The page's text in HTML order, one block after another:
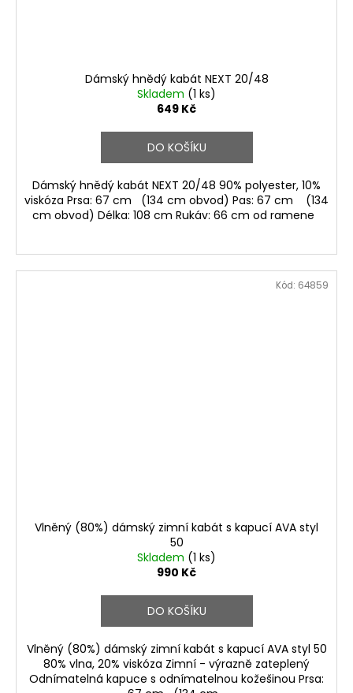
Dámský hnědý kabát NEXT 20/48
Skladem (1 ks)
649 Kč
DO KOŠÍKU
Dámský hnědý kabát NEXT 20/48 90% polyester, 10%
viskóza Prsa: 67 cm (134 cm obvod) Pas: 67 cm (134
cm obvod) Délka: 108 cm Rukáv: 66 cm od ramene
Vlněný (80%) dámský zimní kabát s kapucí AVA styl
50
Skladem (1 ks)
990 Kč
DO KOŠÍKU
Vlněný (80%) dámský zimní kabát s kapucí AVA styl 50
80% vlna, 20% viskóza Zimní - výrazně zateplený
Odnímatelná kapuce s odnímatelnou kožešinou Prsa:
Kód: 64859